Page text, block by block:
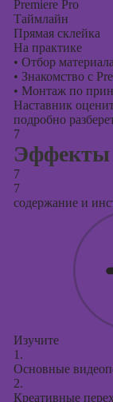
Premiere Pro
Таймлайн
Прямая склейка
На практике
• Отбор
• Знакомство с
• Монтаж по
Наставник
подробно
7
Эффекты
7
7
содержание и
Изучите
1.
Основные
2.
Креативные